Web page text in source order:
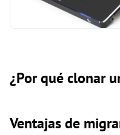
¿Por qué clonar
Ventajas de